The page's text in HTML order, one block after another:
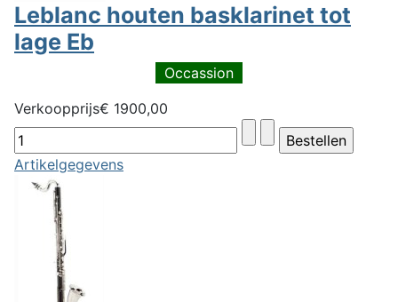
Leblanc houten basklarinet tot
lage Eb
Occassion
Verkoopprijs€ 1900,00
Artikelgegevens